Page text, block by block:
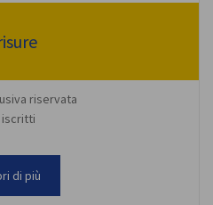
riservata
iscritti
di più